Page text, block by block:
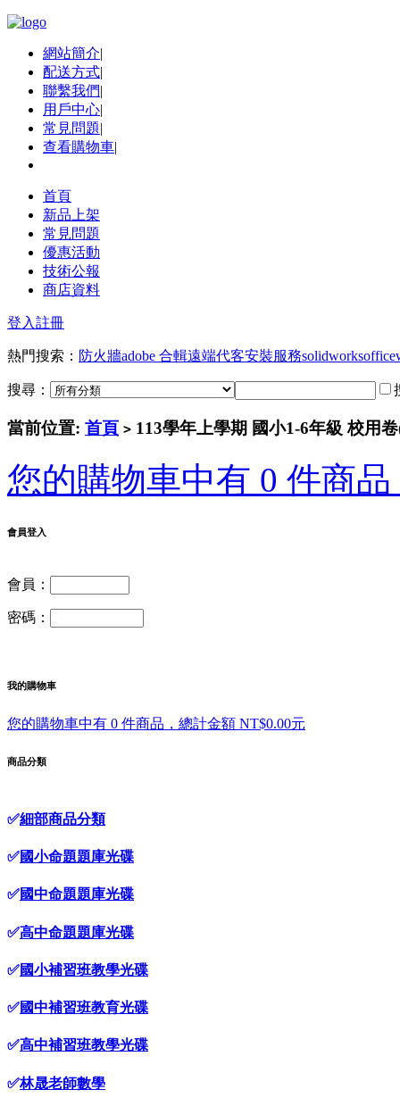
網站簡介|
配送方式|
聯繫我們|
用戶中心|
常見問題|
查看購物車|
首頁
新品上架
常見問題
優惠活動
技術公報
商店資料
登入註冊
熱門搜索： 防火牆adobe 合輯遠端代客安裝服務solidworksoffice
搜尋：
當前位置: 首頁 > 113學年上學期 國小1-6年級 校用
您的購物車中有 0 件商
會員登入
會員：
密碼：
我的購物車
您的購物車中有 0 件商品，總計金額 NT$0.00元
商品分類
✅細部商品分類
✅國小命題題庫光碟
✅國中命題題庫光碟
✅高中命題題庫光碟
✅國小補習班教學光碟
✅國中補習班教育光碟
✅高中補習班教學光碟
✅林晟老師數學